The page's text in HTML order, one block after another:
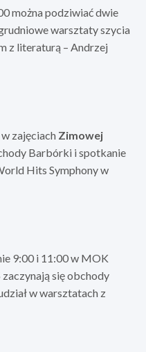
można podziwiać dwie
warsztaty szycia
z literaturą – Andrzej
zajęciach Zimowej
Barbórki i spotkanie
Hits Symphony w
9:00 i 11:00 w MOK
się obchody
w warsztatach z